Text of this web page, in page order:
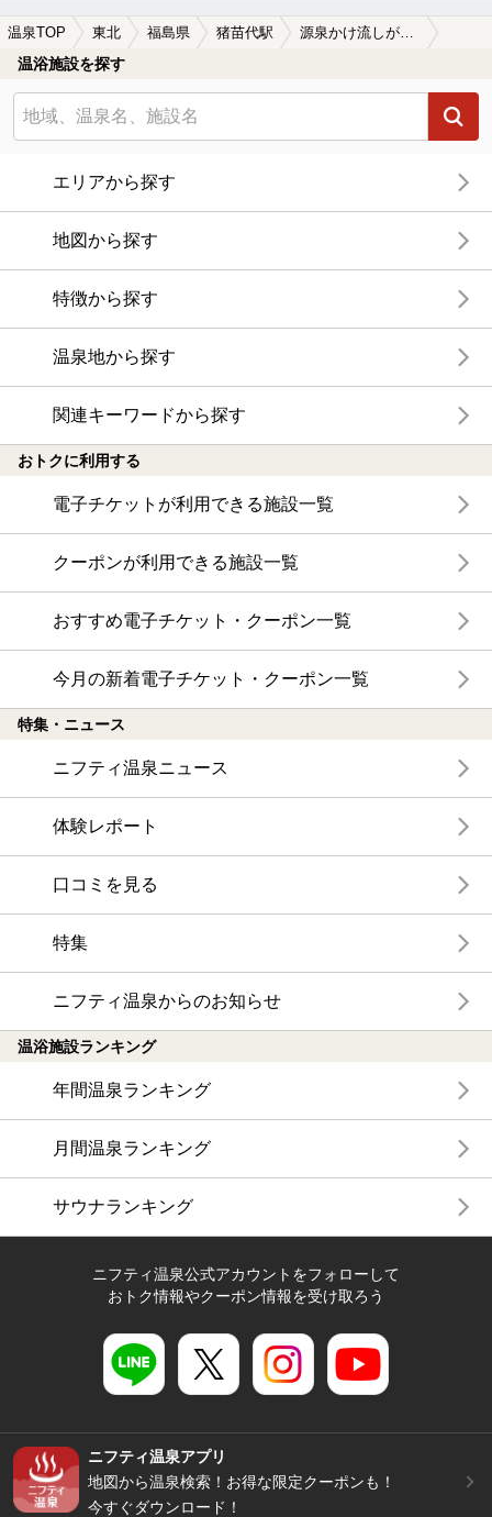
温泉TOP 東北 福島県 猪苗代駅
温浴施設を探す
エリアから探す
地図から探す
特徴から探す
温泉地から探す
関連キーワードから探す
おトクに利用する
電子チケットが利用できる施設一覧
クーポンが利用できる施設一覧
おすすめ電子チケット・クーポン一覧
今月の新着電子チケット・クーポン一覧
特集・ニュース
ニフティ温泉ニュース
体験レポート
口コミを見る
特集
ニフティ温泉からのお知らせ
温浴施設ランキング
年間温泉ランキング
月間温泉ランキング
サウナランキング
ニフティ温泉公式アカウントをフォローして
おトク情報やクーポン情報を受け取ろう
ニフティ温泉アプリ
地図から温泉検索！お得な限定クーポンも！
今すぐダウンロード！